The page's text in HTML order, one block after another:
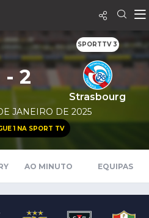
SPORTTV 3
- 2
Strasbourg
JANEIRO DE 2025
1 NA SPORT TV
AO MINUTO EQUIPAS